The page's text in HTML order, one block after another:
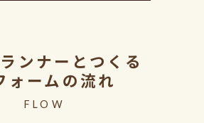
ンナーとつくる
ォームの流れ
FLOW